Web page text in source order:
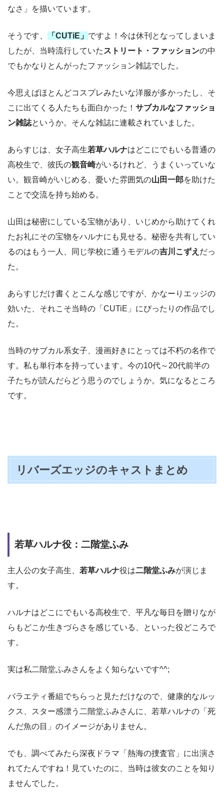
なさ」を描いています。
そうです、 「CUTiE」 ですよ！今は休刊となってしまいま
したが、当時流行していた ストリート・ファッションの中
でもかなりとんがったファッション雑誌でした。
今思えばほとんどコスプレみたいな洋服が多かったし、そ
こに出てくる人たちも面白かった！ サブカルなファッショ
ン雑誌というか。そんな雑誌に連載されていました。
あらすじは、女子高生若草ハルナはどこにでもいる普通の
高校生で、彼氏の観音崎がいるけれど、うまくいっていな
い。観音崎がいじめる、憂いた雰囲気の山田一郎を助けた
ことで交流を持ち始める。
山田は秘密にしている宝物があり、いじめから助けてくれ
たお礼にその宝物をハルナにも見せる。秘密を共有してい
るのはもう一人、同じ学校に通うモデルの吉川こずえ だっ
た。
あらすじだけ書くとこんな感じですが、かなーりエッジの
効いた、それこそ当時の「CUTiE」にぴったりの作品でし
た。
当時のサブカル系女子、漫画好きにとっては不朽の名作で
す。私も単行本を持っています。今の10代～20代前半の
子たちが読んだらどう思うのでしょうか。気になるところ
です。
リバーズエッジのキャストまとめ
若草ハルナ役：二階堂ふみ
主人公の女子高生、 若草ハルナ役は二階堂ふみが演じま
す。
ハルナはどこにでもいる高校生で、平凡な毎日を贈りなが
らもどこか生きづらさを感じている、といった役どころで
す。
実は私二階堂ふみさんをよく知らないです^^;
バラエティ番組でちらっと見ただけなので、健康的なルッ
クス、スター感漂う二階堂ふみさんに、若草ハルナの「死
んだ魚の目」のイメージがありません。
でも、調べてみたら深夜ドラマ「熱海の捜査官」に出演さ
れてたんですね！見ていたのに、当時は彼女のことを知り
ませんでした。